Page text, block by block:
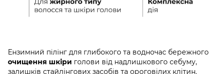
Ензимний пілінг для глибокого та водночас бережного
очищення шкіри голови від надлишкового себуму,
залишків стайлінгових засобів та ороговілих клітин.